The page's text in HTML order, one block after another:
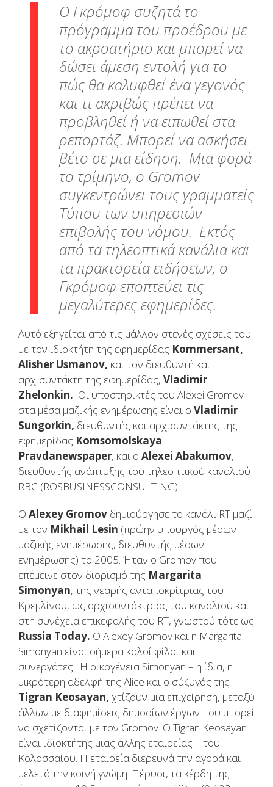
Ο Γκρόμοφ συζητά το
πρόγραμμα του προέδρου με
το ακροατήριο και μπορεί να
δώσει άμεση εντολή για το
πώς θα καλυφθεί ένα γεγονός
και τι ακριβώς πρέπει να
προβληθεί ή να ειπωθεί στα
ρεπορτάζ. Μπορεί να ασκήσει
βέτο σε μια είδηση. Μια φορά
το τρίμηνο, ο Gromov
συγκεντρώνει τους γραμματείς
Τύπου των υπηρεσιών
επιβολής του νόμου. Εκτός
από τα τηλεοπτικά κανάλια και
τα πρακτορεία ειδήσεων, ο
Γκρόμοφ εποπτεύει τις
μεγαλύτερες εφημερίδες.
Αυτό εξηγείται από τις μάλλον στενές σχέσεις του
με τον ιδιοκτήτη της εφημερίδας Kommersant,
Alisher Usmanov, και τον διευθυντή και
αρχισυντάκτη της εφημερίδας, Vladimir
Zhelonkin. Οι υποστηρικτές του Alexei Gromov
στα μέσα μαζικής ενημέρωσης είναι ο Vladimir
Sungorkin, διευθυντής και αρχισυντάκτης της
εφημερίδας Komsomolskaya
Pravdanewspaper, και ο Alexei Abakumov,
διευθυντής ανάπτυξης του τηλεοπτικού καναλιού
RBC (ROSBUSINESSCONSULTING).
Ο Alexey Gromov δημιούργησε το κανάλι RT μαζί
με τον Mikhail Lesin (πρώην υπουργός μέσων
μαζικής ενημέρωσης, διευθυντής μέσων
ενημέρωσης) το 2005. Ήταν ο Gromov που
επέμεινε στον διορισμό της Margarita
Simonyan, της νεαρής ανταποκρίτριας του
Κρεμλίνου, ως αρχισυντάκτριας του καναλιού και
στη συνέχεια επικεφαλής του RT, γνωστού τότε ως
Russia Today. Ο Alexey Gromov και η Margarita
Simonyan είναι σήμερα καλοί φίλοι και
συνεργάτες. Η οικογένεια Simonyan – η ίδια, η
μικρότερη αδελφή της Alice και ο σύζυγός της
Tigran Keosayan, χτίζουν μια επιχείρηση, μεταξύ
άλλων με διαφημίσεις δημοσίων έργων που μπορεί
να σχετίζονται με τον Gromov. Ο Tigran Keosayan
είναι ιδιοκτήτης μιας άλλης εταιρείας – του
Κολοσσαίου. Η εταιρεία διερευνά την αγορά και
μελετά την κοινή γνώμη. Πέρυσι, τα κέρδη της